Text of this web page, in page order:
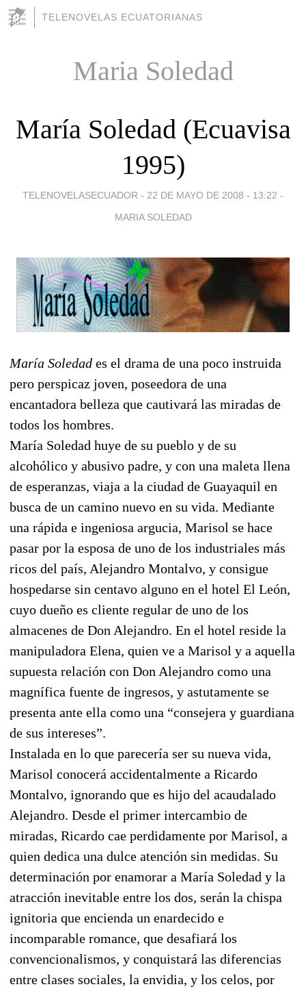
TELENOVELAS ECUATORIANAS
Maria Soledad
María Soledad (Ecuavisa
1995)
TELENOVELASECUADOR - 22 DE MAYO DE 2008 - 13:22 -
MARIA SOLEDAD
María Soledad es el drama de una poco instruida
pero perspicaz joven, poseedora de una
encantadora belleza que cautivará las miradas de
todos los hombres.
María Soledad huye de su pueblo y de su
alcohólico y abusivo padre, y con una maleta llena
de esperanzas, viaja a la ciudad de Guayaquil en
busca de un camino nuevo en su vida. Mediante
una rápida e ingeniosa argucia, Marisol se hace
pasar por la esposa de uno de los industriales más
ricos del país, Alejandro Montalvo, y consigue
hospedarse sin centavo alguno en el hotel El León,
cuyo dueño es cliente regular de uno de los
almacenes de Don Alejandro. En el hotel reside la
manipuladora Elena, quien ve a Marisol y a aquella
supuesta relación con Don Alejandro como una
magnífica fuente de ingresos, y astutamente se
presenta ante ella como una “consejera y guardiana
de sus intereses”.
Instalada en lo que parecería ser su nueva vida,
Marisol conocerá accidentalmente a Ricardo
Montalvo, ignorando que es hijo del acaudalado
Alejandro. Desde el primer intercambio de
miradas, Ricardo cae perdidamente por Marisol, a
quien dedica una dulce atención sin medidas. Su
determinación por enamorar a María Soledad y la
atracción inevitable entre los dos, serán la chispa
ignitoria que encienda un enardecido e
incomparable romance, que desafiará los
convencionalismos, y conquistará las diferencias
entre clases sociales, la envidia, y los celos, por